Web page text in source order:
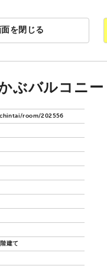
面を閉じる
ぶバルコニ
room/202556
建て